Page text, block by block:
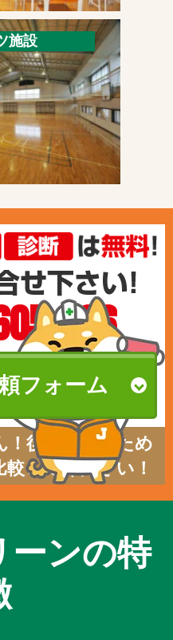
施設
586
フォーム
！後悔しないため
してください！
ーンの特